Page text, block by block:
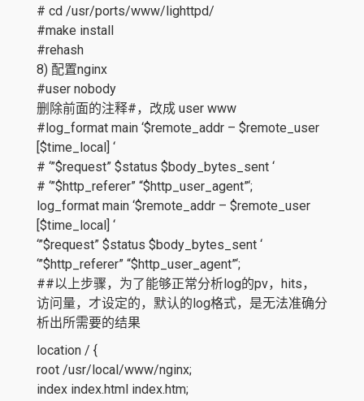
# cd /usr/ports/www/lighttpd/
#make install
#rehash
8) 配置nginx
#user nobody
删除前面的注释#，改成 user www
#log_format main ‘$remote_addr – $remote_user
[$time_local] ‘
# ‘”$request” $status $body_bytes_sent ‘
# ‘”$http_referer” “$http_user_agent”‘;
log_format main ‘$remote_addr – $remote_user
[$time_local] ‘
‘”$request” $status $body_bytes_sent ‘
‘”$http_referer” “$http_user_agent”‘;
##以上步骤，为了能够正常分析log的pv，hits，
访问量，才设定的，默认的log格式，是无法准确分
析出所需要的结果
location / {
root /usr/local/www/nginx;
index index.html index.htm;